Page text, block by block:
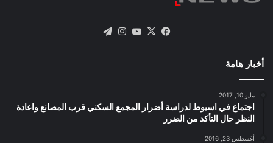
فيسبوك
X يوتيوبانستقرام
أخبار هامة
مايو 10, 2017
اجتماع في اسيوط لدراسة أضرار المجمع السكني قرب المصانع واعادة
النظر حال التأكد من الضرر
أغسطس 23, 2016